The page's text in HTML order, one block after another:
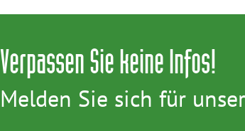
Verpassen Sie keine Infos!
Melden Sie sich für